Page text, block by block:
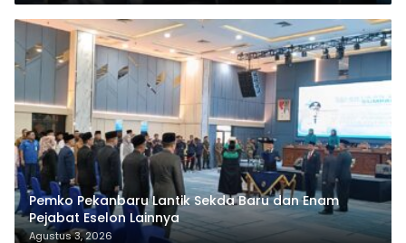
Pemko Pekanbaru Lantik Sekda Baru dan Enam
Pejabat Eselon Lainnya
Agustus 3, 2026